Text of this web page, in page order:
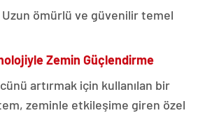
Uzun ömürlü ve güvenilir temel
Zemin Güçlendirme
artırmak için kullanılan bir
zeminle etkileşime giren özel